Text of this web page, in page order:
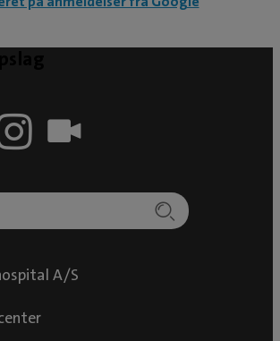
A/S